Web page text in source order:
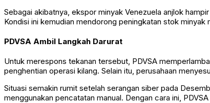
Sebagai akibatnya, ekspor minyak Venezuela anjlok
Kondisi ini kemudian mendorong peningkatan stok minyak
PDVSA Ambil Langkah Darurat
Untuk merespons tekanan tersebut, PDVSA
penghentian operasi kilang. Selain itu, perusahaan
Situasi semakin rumit setelah serangan siber pada
menggunakan pencatatan manual. Dengan cara ini,